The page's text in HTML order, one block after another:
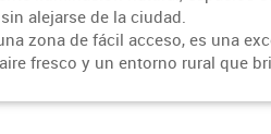
alejarse de la ciudad.
zona de fácil acceso, es una
fresco y un entorno rural que